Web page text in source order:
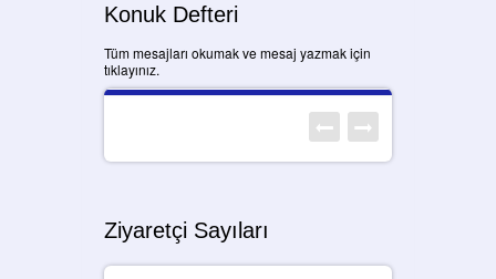
Konuk Defteri
Tüm mesajları okumak ve mesaj yazmak için
tıklayınız.
Ziyaretçi Sayıları